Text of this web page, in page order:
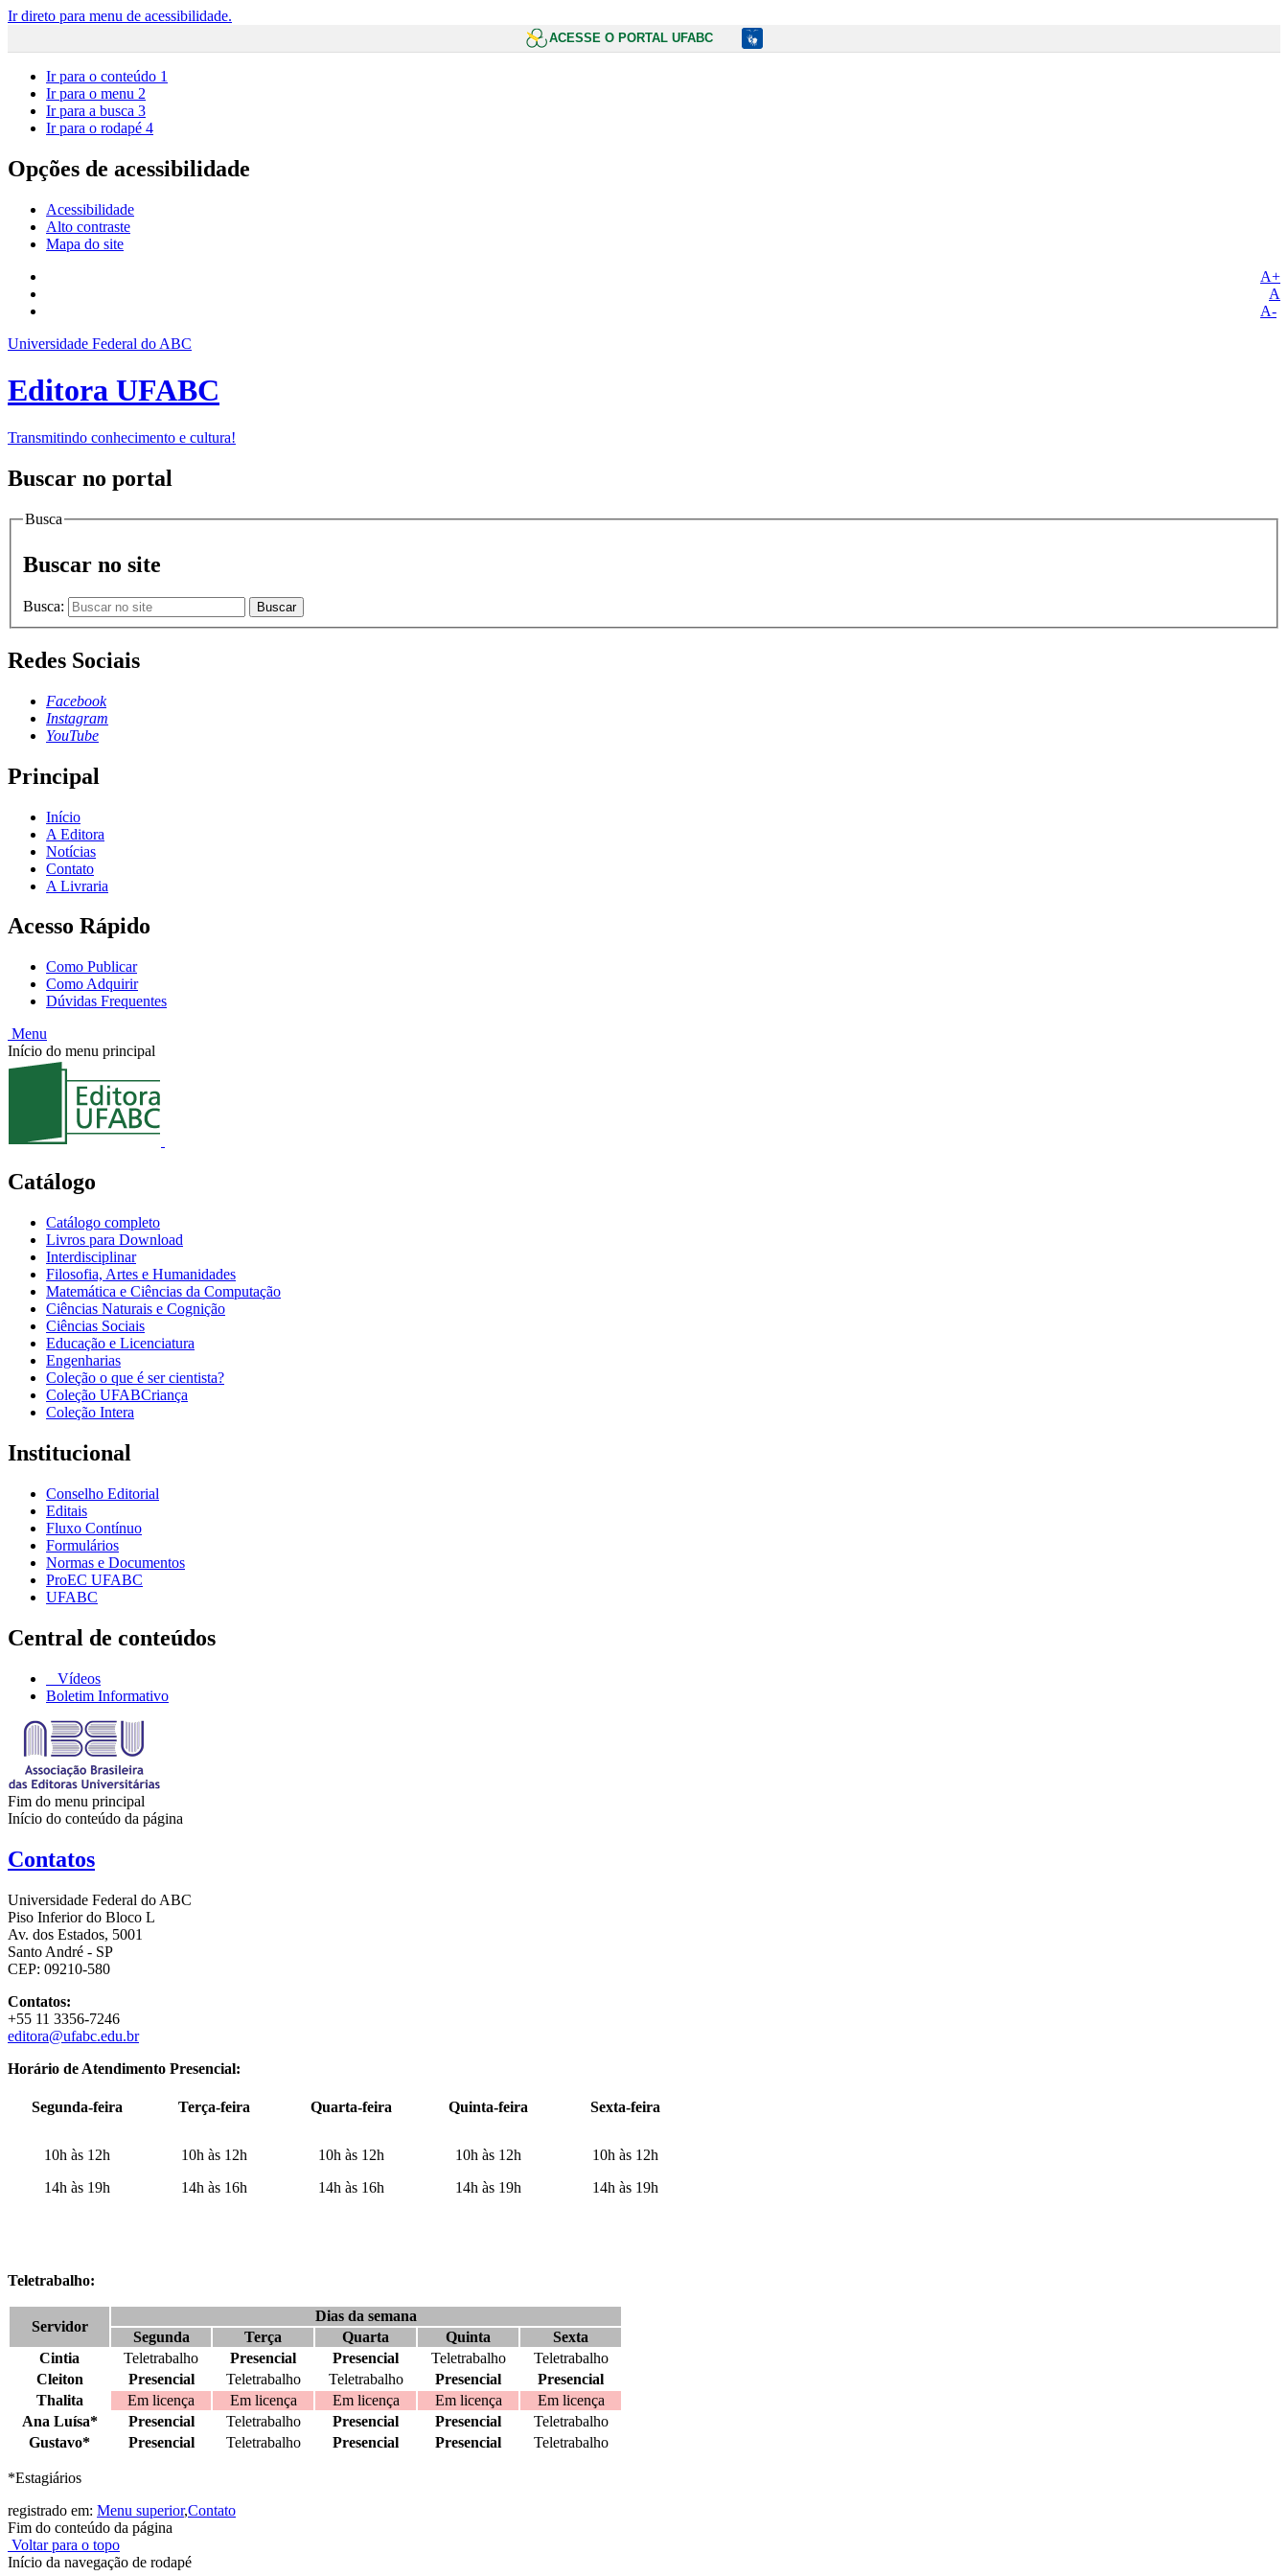
Ir direto para menu de acessibilidade.
ACESSE O PORTAL UFABC
Ir para o conteúdo 1
Ir para o menu 2
Ir para a busca 3
Ir para o rodapé 4
Opções de acessibilidade
Acessibilidade
Alto contraste
Mapa do site
A+
A
A-
Universidade Federal do ABC
Editora UFABC
Transmitindo conhecimento e cultura!
Buscar no portal
Busca
Buscar no site
Busca: Buscar
Redes Sociais
Facebook
Instagram
YouTube
Principal
Início
A Editora
Notícias
Contato
A Livraria
Acesso Rápido
Como Publicar
Como Adquirir
Dúvidas Frequentes
Menu
Início do menu principal
Catálogo
Catálogo completo
Livros para Download
Interdisciplinar
Filosofia, Artes e Humanidades
Matemática e Ciências da Computação
Ciências Naturais e Cognição
Ciências Sociais
Educação e Licenciatura
Engenharias
Coleção o que é ser cientista?
Coleção UFABCriança
Coleção Intera
Institucional
Conselho Editorial
Editais
Fluxo Contínuo
Formulários
Normas e Documentos
ProEC UFABC
UFABC
Central de conteúdos
Vídeos
Boletim Informativo
Fim do menu principal
Início do conteúdo da página
Contatos
Universidade Federal do ABC
Piso Inferior do Bloco L
Av. dos Estados, 5001
Santo André - SP
CEP: 09210-580
Contatos:
+55 11 3356-7246
editora@ufabc.edu.br
Horário de Atendimento Presencial:
Segunda-feira Terça-feira Quarta-feira Quinta-feira Sexta-feira
10h às 12h
14h às 19h
10h às 12h
14h às 16h
10h às 12h
14h às 16h
10h às 12h
14h às 19h
10h às 12h
14h às 19h
Teletrabalho:
Servidor
Dias da semana
Segunda
Terça Quarta Quinta
Sexta
Cintia
Teletrabalho Presencial Presencial Teletrabalho
Teletrabalho
Cleiton
Presencial Teletrabalho Teletrabalho Presencial
Presencial
Thalita
Em licença Em licença Em licença Em licença
Em licença
Ana Luísa*
Presencial Teletrabalho Presencial Presencial
Teletrabalho
Gustavo*
Presencial Teletrabalho Presencial Presencial Teletrabalho
*Estagiários
registrado em: Menu superior,Contato
Fim do conteúdo da página
Voltar para o topo
Início da navegação de rodapé